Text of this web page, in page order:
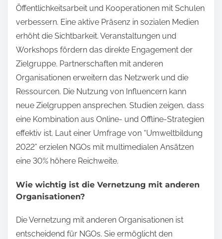
Öffentlichkeitsarbeit und Kooperationen mit Schulen
verbessern. Eine aktive Präsenz in sozialen Medien
erhöht die Sichtbarkeit. Veranstaltungen und
Workshops fördern das direkte Engagement der
Zielgruppe. Partnerschaften mit anderen
Organisationen erweitern das Netzwerk und die
Ressourcen. Die Nutzung von Influencern kann
neue Zielgruppen ansprechen. Studien zeigen, dass
eine Kombination aus Online- und Offline-Strategien
effektiv ist. Laut einer Umfrage von “Umweltbildung
2022” erzielen NGOs mit multimedialen Ansätzen
eine 30% höhere Reichweite.
Wie wichtig ist die Vernetzung mit anderen
Organisationen?
Die Vernetzung mit anderen Organisationen ist
entscheidend für NGOs. Sie ermöglicht den